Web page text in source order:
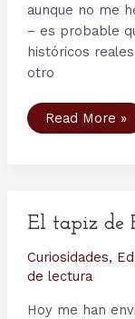
aunque no me
– es probable
históricos
otro
Tercera
Temporada
Read More »
El tapiz de
Curiosidades,
de lectura
Hoy me han